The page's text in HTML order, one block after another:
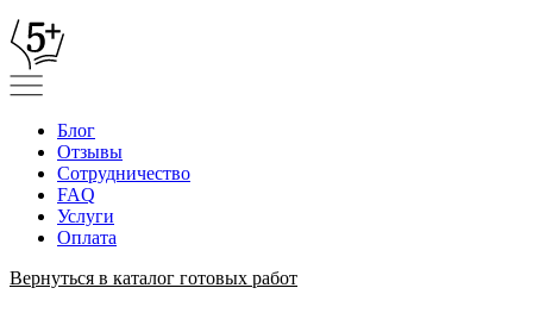
Блог
Отзывы
Сотрудничество
FAQ
Услуги
Оплата
Вернуться в каталог готовых работ